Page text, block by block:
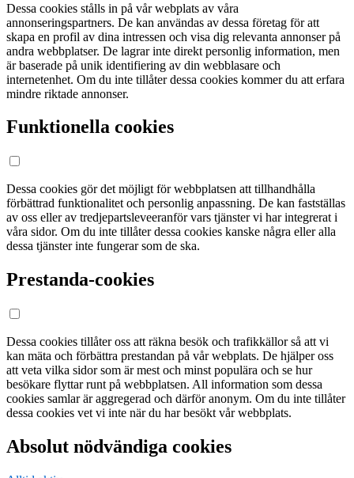
Dessa cookies stålls in på vår webplats av våra
annonseringspartners. De kan användas av dessa företag för att
skapa en profil av dina intressen och visa dig relevanta annonser på
andra webbplatser. De lagrar inte direkt personlig information, men
är baserade på unik identifiering av din webblasare och
internetenhet. Om du inte tillåter dessa cookies kommer du att erfara
mindre riktade annonser.
Funktionella cookies
Dessa cookies gör det möjligt för webbplatsen att tillhandhålla
förbättrad funktionalitet och personlig anpassning. De kan fastställas
av oss eller av tredjepartsleveeranför vars tjänster vi har integrerat i
våra sidor. Om du inte tillåter dessa cookies kanske några eller alla
dessa tjänster inte fungerar som de ska.
Prestanda-cookies
Dessa cookies tillåter oss att räkna besök och trafikkällor så att vi
kan mäta och förbättra prestandan på vår webplats. De hjälper oss
att veta vilka sidor som är mest och minst populära och se hur
besökare flyttar runt på webbplatsen. All information som dessa
cookies samlar är aggregerad och därför anonym. Om du inte tillåter
dessa cookies vet vi inte när du har besökt vår webbplats.
Absolut nödvändiga cookies